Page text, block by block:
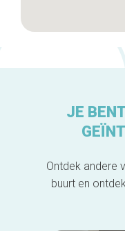
JE
Ontdek andere
buurt en